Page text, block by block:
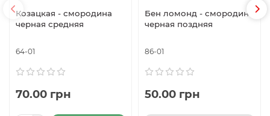
Козацкая - смородина
черная средняя
64-01
70.00 грн
Бен ломонд - смородина
черная поздняя
86-01
50.00 грн